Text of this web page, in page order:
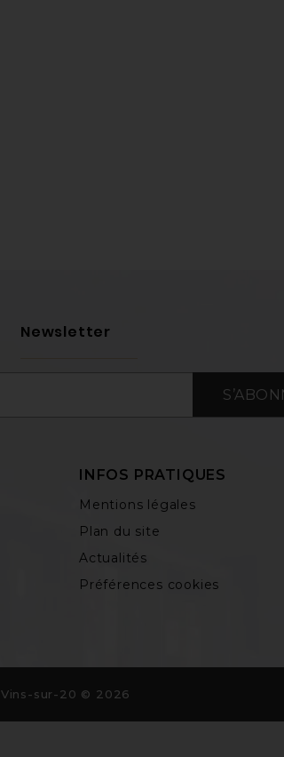
Newsletter
INFOS PRATIQUES
Mentions légales
Plan du site
Actualités
Préférences cookies
Vins-sur-20 © 2026